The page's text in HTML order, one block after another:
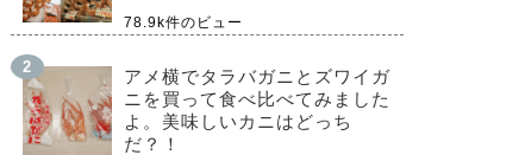
78.9k件のビュー
アメ横でタラバガニとズワイガ
ニを買って食べ比べてみました
よ。美味しいカニはどっち
だ？！